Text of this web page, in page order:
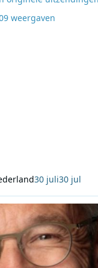
muziek, jingles,
weergaven
30 juli30 jul
van Zoelen